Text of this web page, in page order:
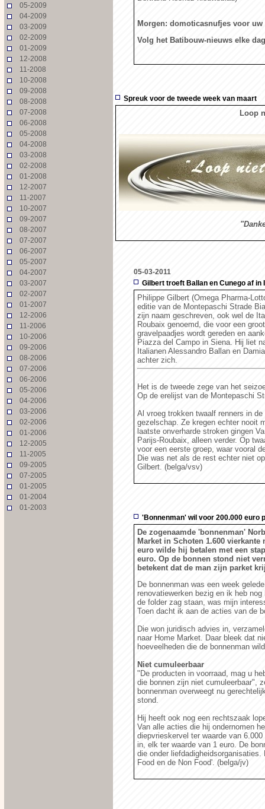
05-2009
04-2009
03-2009
02-2009
01-2009
12-2008
11-2008
10-2008
09-2008
08-2008
07-2008
06-2008
05-2008
04-2008
03-2008
02-2008
01-2008
12-2007
11-2007
10-2007
09-2007
08-2007
07-2007
06-2007
05-2007
04-2007
03-2007
02-2007
01-2007
12-2006
11-2006
10-2006
09-2006
08-2006
07-2006
06-2006
05-2006
04-2006
03-2006
02-2006
01-2006
12-2005
11-2005
09-2005
07-2005
01-2005
01-2004
01-2003
Morgen: domoticasnufjes voor uw
Volg het Batibouw-nieuws elke
Spreuk voor de tweede week van maart
Loop
05-03-2011
Gilbert troeft Ballan en Cunego af in
Philippe Gilbert (Omega Pharma-
editie van de Montepaschi Strade
zijn naam geschreven, ook wel de
Roubaix genoemd, die voor een
gravelpaadjes wordt gereden en
Piazza del Campo in Siena. Hij liet
Italianen Alessandro Ballan en
achter zich.
Het is de tweede zege van het
Op de erelijst van de Montepaschi
Al vroeg trokken twaalf renners in
gezelschap. Ze kregen echter nooit
laatste onverharde stroken gingen
Parijs-Roubaix, alleen verder. Op
voor een eerste groep, waar vooral
Die was net als de rest echter niet
Gilbert. (belga/vsv)
'Bonnenman' wil voor 200.000 euro
De zogenaamde 'bonnenman'
Market in Schoten 1.600 vierkante
euro wilde hij betalen met een
euro. Op de bonnen stond niet
betekent dat de man zijn parket
De bonnenman was een week
renovatiewerken bezig en ik heb
de folder zag staan, was mijn
Toen dacht ik aan de acties van de
Die won juridisch advies in,
naar Home Market. Daar bleek dat
hoeveelheden die de bonnenman
Niet cumuleerbaar
"De producten in voorraad, mag u
die bonnen zijn niet cumuleerbaar",
bonnenman overweegt nu
stond.
Hij heeft ook nog een rechtszaak
Van alle acties die hij ondernomen
diepvrieskervel ter waarde van
in, elk ter waarde van 1 euro. De
die onder
Food en de Non Food'. (belga/jv)